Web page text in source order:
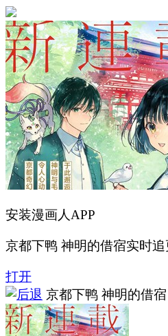
安装漫画人APP
京都下鸭 神明的借宿实时
打开
京都下鸭 神明的借宿